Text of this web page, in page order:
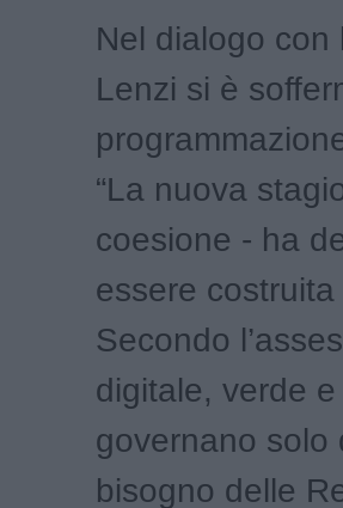
Nel dialogo con
Lenzi si è
“La nuova
coesione - ha
essere
Secondo
digitale, verde
governano solo
bisogno delle